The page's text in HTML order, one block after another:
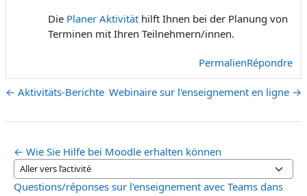
Die Planer Aktivität hilft Ihnen bei der Planung von
Terminen mit Ihren Teilnehmern/innen.
PermalienRépondre
← Aktivitäts-Berichte Webinaire sur l'enseignement en ligne →
← Wie Sie Hilfe bei Moodle erhalten können
Aller vers l’activité
Questions/réponses sur l'enseignement avec Teams dans